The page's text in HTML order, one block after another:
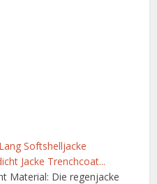
Softshelljacke
Jacke Trenchcoat...
Material: Die regenjacke